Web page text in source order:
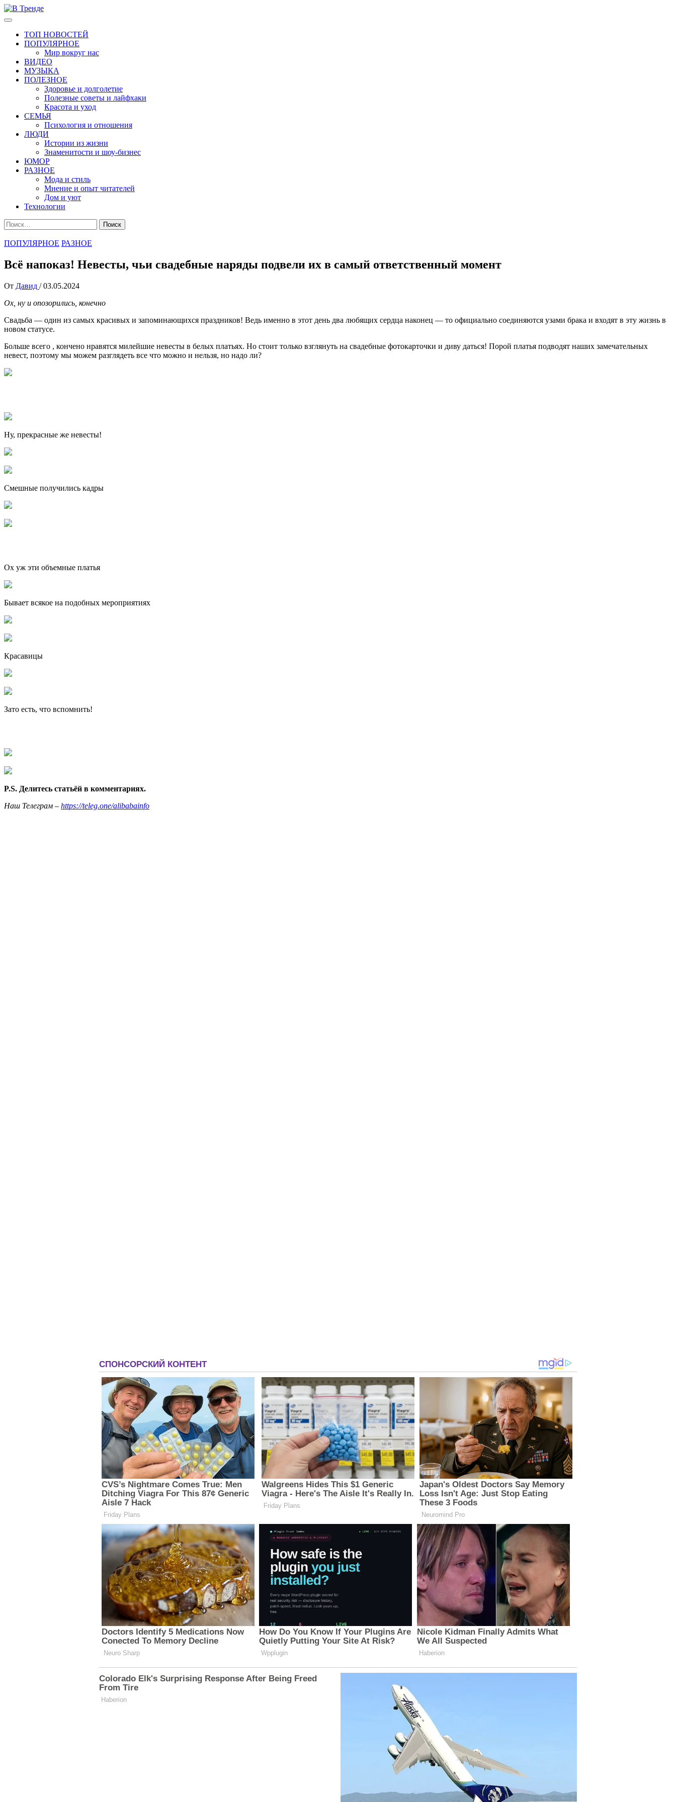
Перейти
к
Основное
ТОП НОВОСТЕЙ
ПОПУЛЯРНОЕ
Мир вокруг нас
ВИДЕО
МУЗЫКА
ПОЛЕЗНОЕ
Здоровье и долголетие
Полезные советы и лайфхаки
Красота и уход
СЕМЬЯ
Психология и отношения
ЛЮДИ
Истории из жизни
Знаменитости и шоу-бизнес
ЮМОР
РАЗНОЕ
Мода и стиль
Мнение и опыт читателей
Дом и уют
Технологии
Найти:
ПОПУЛЯРНОЕ РАЗНОЕ
Всё напоказ! Невесты, чьи свадебные наряды подвели их в самый ответственный момент
От Давид / 03.05.2024
Ох, ну и опозорились, конечно
Свадьба — один из самых красивых и запоминающихся праздников! Ведь именно в этот день два любящих сердца наконец — то официально соединяются узами брака и входят в эту жизнь в
новом статусе.
Больше всего , кончено нравятся милейшие невесты в белых платьях. Но стоит только взглянуть на свадебные фотокарточки и диву даться! Порой платья подводят наших замечательных
невест, поэтому мы можем разглядеть все что можно и нельзя, но надо ли?
Ну, прекрасные же невесты!
Смешные получились кадры
Ох уж эти объемные платья
Бывает всякое на подобных мероприятиях
Красавицы
Зато есть, что вспомнить!
P.S. Делитесь статьёй в комментариях.
Наш Телеграм – https://teleg.one/alibabainfo